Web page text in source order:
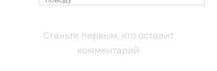
Станьте первым, кто оставит
комментарий